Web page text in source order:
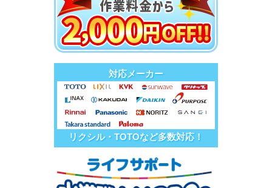
対応メーカー
リクシル・TOTOなど多数対応！